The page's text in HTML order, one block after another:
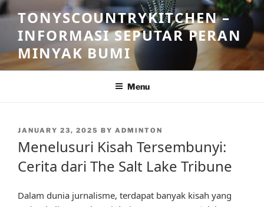
Skip
to
content
TONYSCOUNTRYKITCHEN –
INFORMASI SEPUTAR PERAN
MINYAK BUMI
Menu
POSTED
JANUARY 23, 2025 BY ADMINTON
Menelusuri Kisah Tersembunyi:
Cerita dari The Salt Lake Tribune
Dalam dunia jurnalisme, terdapat banyak kisah yang